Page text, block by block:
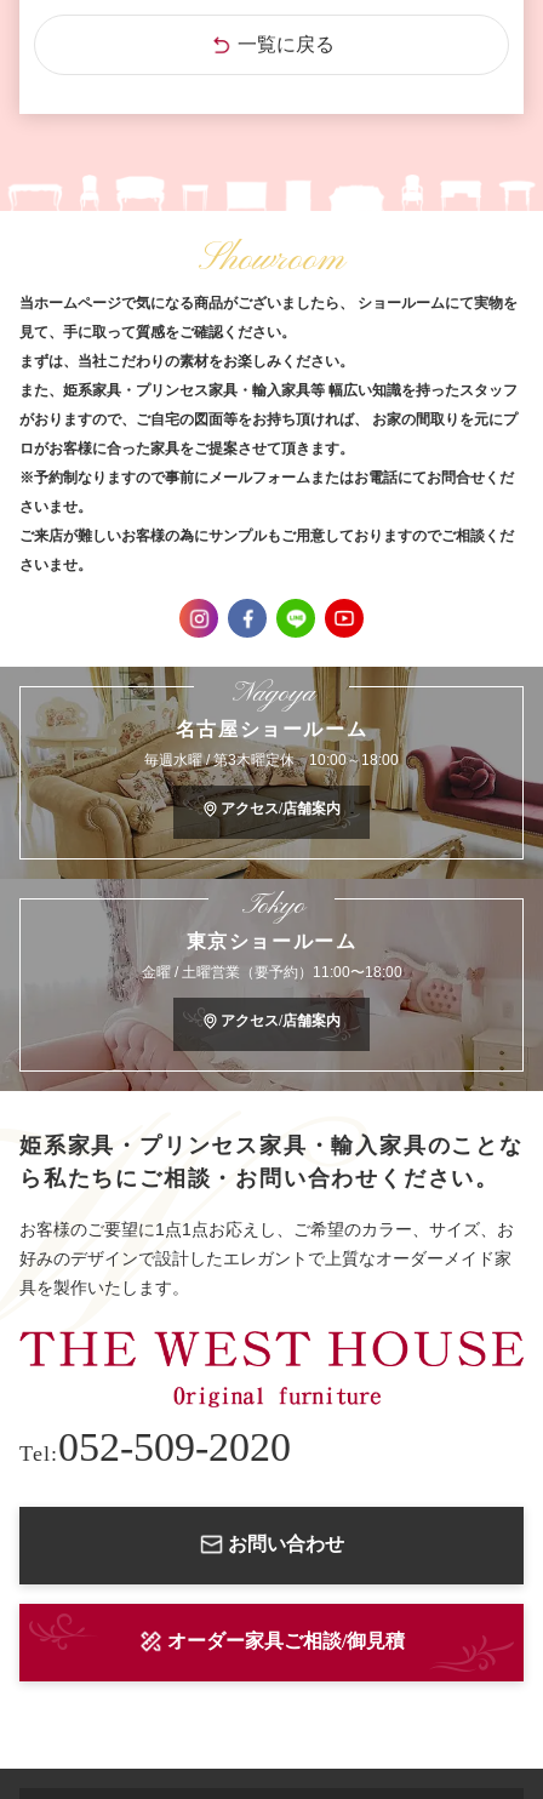
一覧に戻る
Showroom
当ホームページで気になる商品がございましたら、
ショールームにて実物を
見て、手に取って質感をご確認ください。
まずは、当社こだわりの素材をお楽しみください。
また、姫系家具・プリンセス家具・輸入家具等 幅広い知識を持ったスタッフ
がおりますので、ご自宅の図面等をお持ち頂ければ、
お家の間取りを元にプ
ロがお客様に合った家具をご提案させて頂きます。
※予約制なりますので事前にメールフォームまたはお電話にてお問合せくだ
さいませ。
ご来店が難しいお客様の為にサンプルもご用意しておりますのでご相談くだ
さいませ。
Nagoya
名古屋ショールーム
毎週水曜 / 第3木曜定休 10:00～18:00
アクセス/店舗案内
Tokyo
東京ショールーム
金曜 / 土曜営業（要予約）11:00〜18:00
アクセス/店舗案内
姫系家具・プリンセス家具・輸入家具のことな
ら 私たちにご相談・お問い合わせください。
お客様のご要望に1点1点お応えし、ご希望のカラー、サイズ、お
好みのデザインで設計したエレガントで上質なオーダーメイド家
具を製作いたします。
Tel:052-509-2020
お問い合わせ
オーダー家具ご相談/御見積